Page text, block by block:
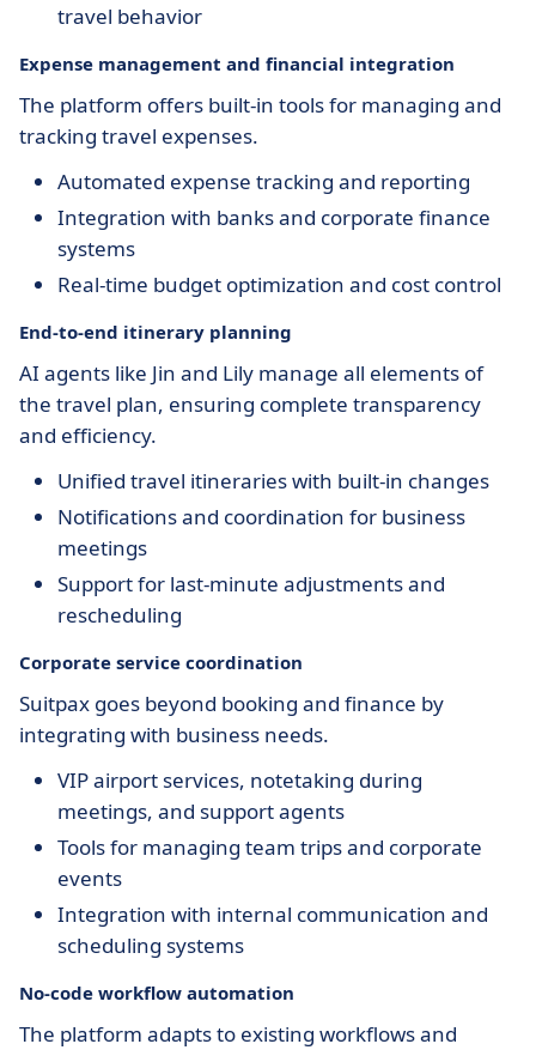
travel behavior
Expense management and financial integration
The platform offers built-in tools for managing and
tracking travel expenses.
Automated expense tracking and reporting
Integration with banks and corporate finance
systems
Real-time budget optimization and cost control
End-to-end itinerary planning
AI agents like Jin and Lily manage all elements of
the travel plan, ensuring complete transparency
and efficiency.
Unified travel itineraries with built-in changes
Notifications and coordination for business
meetings
Support for last-minute adjustments and
rescheduling
Corporate service coordination
Suitpax goes beyond booking and finance by
integrating with business needs.
VIP airport services, notetaking during
meetings, and support agents
Tools for managing team trips and corporate
events
Integration with internal communication and
scheduling systems
No-code workflow automation
The platform adapts to existing workflows and